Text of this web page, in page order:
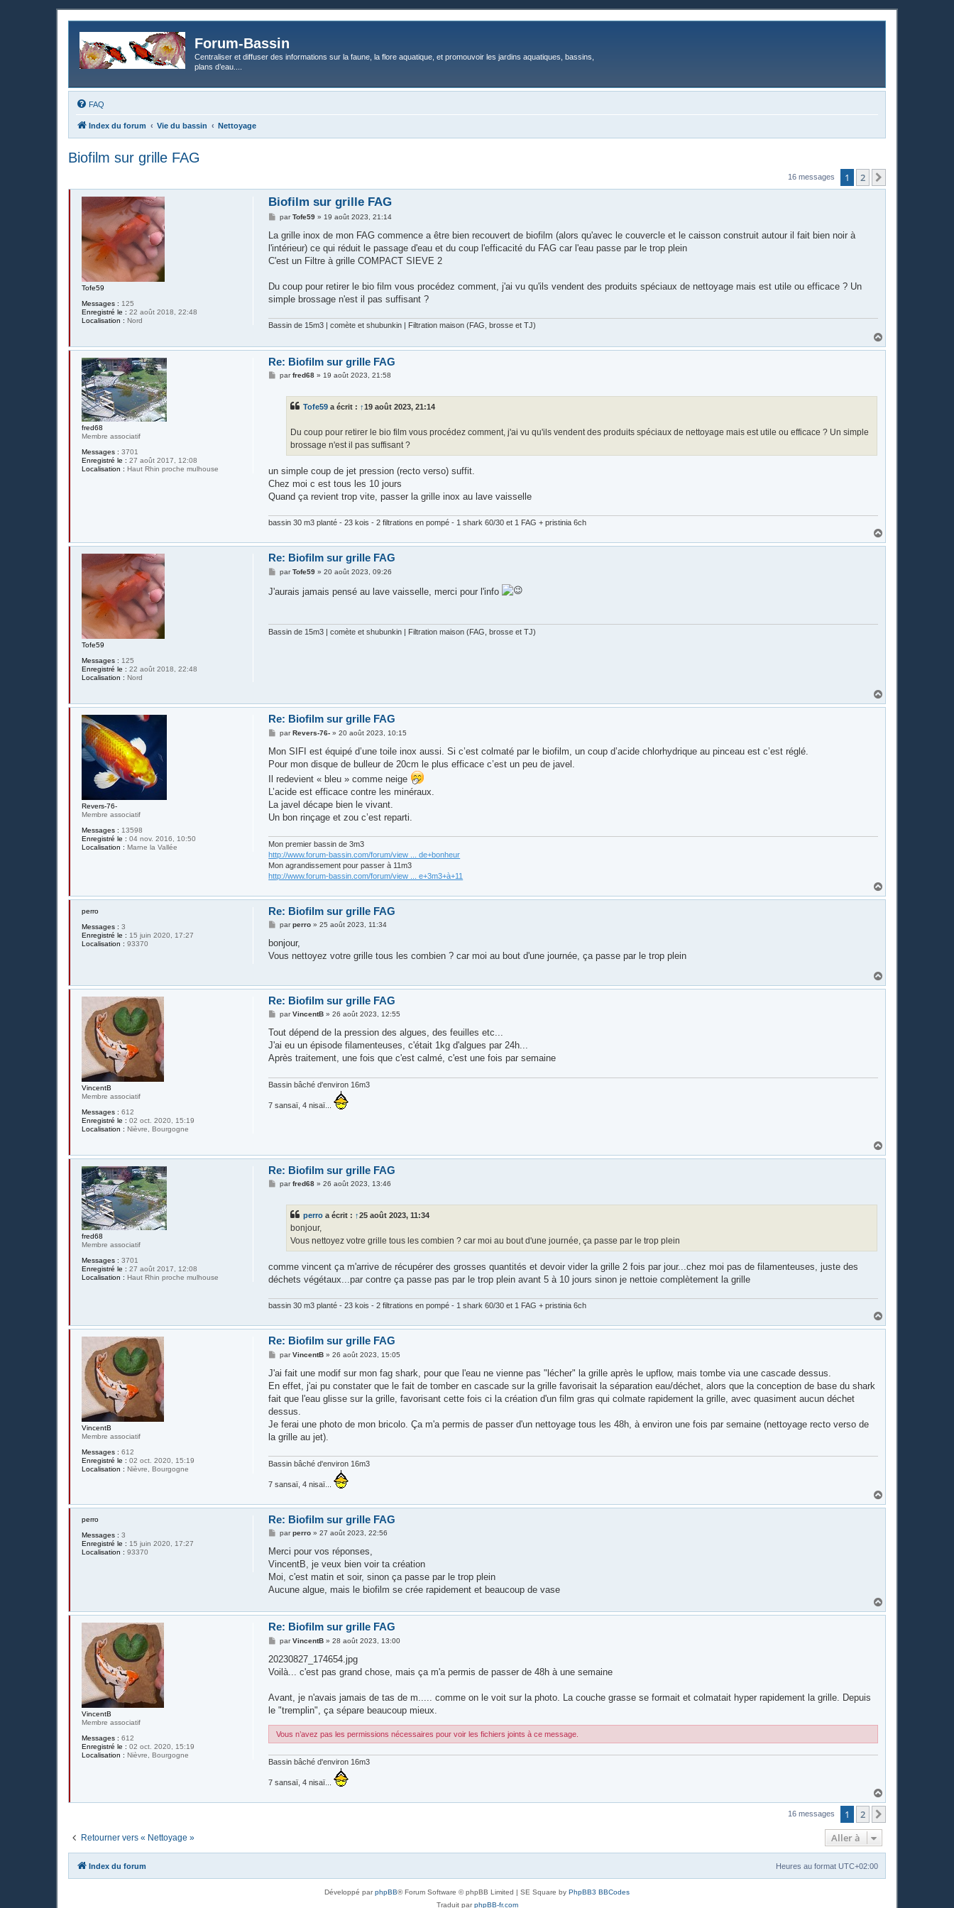
Forum-Bassin
Centraliser et diffuser des informations sur la faune, la flore aquatique, et promouvoir les jardins aquatiques, bassins,
plans d’eau....
FAQ
Index du forum Vie du bassin Nettoyage
Biofilm sur grille FAG
16 messages 1 2
Tofe59
Messages : 125
Enregistré le : 22 août 2018, 22:48
Localisation : Nord
Biofilm sur grille FAG
M
s
a
g
parTofe59 » 19 août 2023, 21:14
La grille inox de mon FAG commence a être bien recouvert de biofilm (alors qu'avec le couvercle et le caisson construit autour il fait bien noir à
l'intérieur) ce qui réduit le passage d'eau et du coup l'efficacité du FAG car l'eau passe par le trop plein
C'est un Filtre à grille COMPACT SIEVE 2
Du coup pour retirer le bio film vous procédez comment, j'ai vu qu'ils vendent des produits spéciaux de nettoyage mais est utile ou efficace ? Un
simple brossage n'est il pas suffisant ?
Bassin de 15m3 | comète et shubunkin | Filtration maison (FAG, brosse et TJ)
a
fred68
Membre associatif
Messages : 3701
Enregistré le : 27 août 2017, 12:08
Localisation : Haut Rhin proche mulhouse
Re: Biofilm sur grille FAG
Mparfred68 » 19 août 2023, 21:58
Tofe59 a écrit : ↑19 août 2023, 21:14
Du coup pour retirer le bio film vous procédez comment, j'ai vu qu'ils vendent des produits spéciaux de nettoyage mais est utile ou efficace ? Un simple
brossage n'est il pas suffisant ?
un simple coup de jet pression (recto verso) suffit.
Chez moi c est tous les 10 jours
Quand ça revient trop vite, passer la grille inox au lave vaisselle
bassin 30 m3 planté - 23 kois - 2 filtrations en pompé - 1 shark 60/30 et 1 FAG + pristinia 6ch
a
Tofe59
Messages : 125
Enregistré le : 22 août 2018, 22:48
Localisation : Nord
Re: Biofilm sur grille FAG
M
s
parTofe59 »20 août 2023, 09:26
J'aurais jamais pensé au lave vaisselle, merci pour l'info
Bassin de 15m3 | comète et shubunkin | Filtration maison (FAG, brosse et TJ)
a
Revers-76-
Membre associatif
Messages : 13598
Enregistré le : 04 nov. 2016, 10:50
Localisation : Marne la Vallée
Re: Biofilm sur grille FAG
M
s
a
e
parRevers-76- »20 août 2023, 10:15
Mon SIFI est équipé d’une toile inox aussi. Si c’est colmaté par le biofilm, un coup d’acide chlorhydrique au pinceau est c’est réglé.
Pour mon disque de bulleur de 20cm le plus efficace c’est un peu de javel.
Il redevient « bleu » comme neige
L’acide est efficace contre les minéraux.
La javel décape bien le vivant.
Un bon rinçage et zou c’est reparti.
Mon premier bassin de 3m3
http://www.forum-bassin.com/forum/view ... de+bonheur
Mon agrandissement pour passer à 11m3
http://www.forum-bassin.com/forum/view ... e+3m3+à+11
a
perro
Messages : 3
Enregistré le : 15 juin 2020, 17:27
Localisation : 93370
Re: Biofilm sur grille FAG
M
s
a
parperro »25 août 2023, 11:34
bonjour,
Vous nettoyez votre grille tous les combien ? car moi au bout d'une journée, ça passe par le trop plein
a
VincentB
Membre associatif
Messages : 612
Enregistré le : 02 oct. 2020, 15:19
Localisation : Nièvre, Bourgogne
Re: Biofilm sur grille FAG
M
s
a
g
parVincentB »26 août 2023, 12:55
Tout dépend de la pression des algues, des feuilles etc...
J'ai eu un épisode filamenteuses, c'était 1kg d'algues par 24h...
Après traitement, une fois que c'est calmé, c'est une fois par semaine
Bassin bâché d'environ 16m3
7 sansaï, 4 nisaï...
a
fred68
Membre associatif
Messages : 3701
Enregistré le : 27 août 2017, 12:08
Localisation : Haut Rhin proche mulhouse
Re: Biofilm sur grille FAG
Mparfred68 »26 août 2023, 13:46
perro a écrit : ↑25 août 2023, 11:34
bonjour,
Vous nettoyez votre grille tous les combien ? car moi au bout d'une journée, ça passe par le trop plein
comme vincent ça m'arrive de récupérer des grosses quantités et devoir vider la grille 2 fois par jour...chez moi pas de filamenteuses, juste des
déchets végétaux...par contre ça passe pas par le trop plein avant 5 à 10 jours sinon je nettoie complètement la grille
bassin 30 m3 planté - 23 kois - 2 filtrations en pompé - 1 shark 60/30 et 1 FAG + pristinia 6ch
a
VincentB
Membre associatif
Messages : 612
Enregistré le : 02 oct. 2020, 15:19
Localisation : Nièvre, Bourgogne
Re: Biofilm sur grille FAG
M
s
a
g
parVincentB »26 août 2023, 15:05
J'ai fait une modif sur mon fag shark, pour que l'eau ne vienne pas "lécher" la grille après le upflow, mais tombe via une cascade dessus.
En effet, j'ai pu constater que le fait de tomber en cascade sur la grille favorisait la séparation eau/déchet, alors que la conception de base du shark
fait que l'eau glisse sur la grille, favorisant cette fois ci la création d'un film gras qui colmate rapidement la grille, avec quasiment aucun déchet
dessus.
Je ferai une photo de mon bricolo. Ça m'a permis de passer d'un nettoyage tous les 48h, à environ une fois par semaine (nettoyage recto verso de
la grille au jet).
Bassin bâché d'environ 16m3
7 sansaï, 4 nisaï...
a
perro
Messages : 3
Enregistré le : 15 juin 2020, 17:27
Localisation : 93370
Re: Biofilm sur grille FAG
M
s
a
g
parperro »27 août 2023, 22:56
Merci pour vos réponses,
VincentB, je veux bien voir ta création
Moi, c'est matin et soir, sinon ça passe par le trop plein
Aucune algue, mais le biofilm se crée rapidement et beaucoup de vase
a
VincentB
Membre associatif
Messages : 612
Enregistré le : 02 oct. 2020, 15:19
Localisation : Nièvre, Bourgogne
Re: Biofilm sur grille FAG
M
s
a
parVincentB »28 août 2023, 13:00
20230827_174654.jpg
Voilà... c'est pas grand chose, mais ça m'a permis de passer de 48h à une semaine
Avant, je n'avais jamais de tas de m..... comme on le voit sur la photo. La couche grasse se formait et colmatait hyper rapidement la grille. Depuis
le "tremplin", ça sépare beaucoup mieux.
Vous n’avez pas les permissions nécessaires pour voir les fichiers joints à ce message.
Bassin bâché d'environ 16m3
7 sansaï, 4 nisaï...
a
t
16 messages 1 2
Retourner vers « Nettoyage » Aller à
Index du forum Heures au format UTC+02:00
Développé parphpBB® Forum Software © phpBB Limited | SE Square by PhpBB3 BBCodes
Traduit parphpBB-fr.com